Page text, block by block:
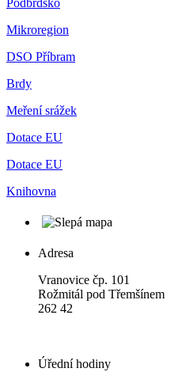
Podbrdsko
Mikroregion
DSO Příbram
Brdy
Meření srážek
Dotace EU
Dotace EU
Knihovna
Adresa
Vranovice čp. 101
Rožmitál pod Třemšínem
262 42
Úřední hodiny